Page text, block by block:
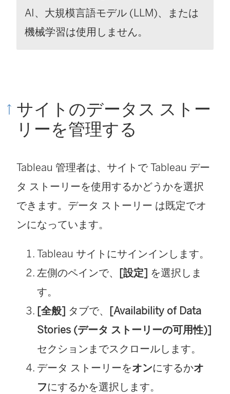
AI、大規模言語モデル (LLM)、または
機械学習は使用しません。
サイトのデータス ストー
リーを管理する
Tableau 管理者は、サイトで Tableau デー
タ ストーリーを使用するかどうかを選択
できます。 データ ストーリー は既定でオ
ンになっています。
Tableau サイトにサインインします。
左側のペインで、 [設定] を選択しま
す。
[全般] タブで、 [Availability of Data
Stories (データ ストーリーの可用性)]
セクションまでスクロールします。
データ ストーリーをオンにするかオ
フにするかを選択します。